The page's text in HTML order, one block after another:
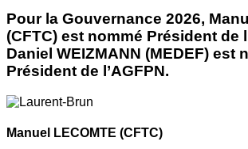
Pour la Gouvernance 2026,
(CFTC) est nommé Président de
Daniel WEIZMANN (MEDEF) est
Président de l’AGFPN.
Manuel LECOMTE (CFTC)